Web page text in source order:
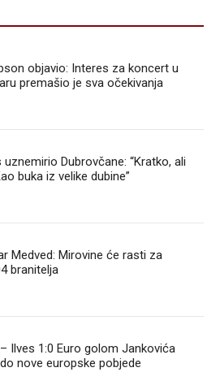
objavio: Interes za koncert u
premašio je sva očekivanja
Dubrovčane: “Kratko, ali
buka iz velike dubine”
Medved: Mirovine će rasti za
branitelja
Ilves 1:0 Euro golom Jankovića
nove europske pobjede